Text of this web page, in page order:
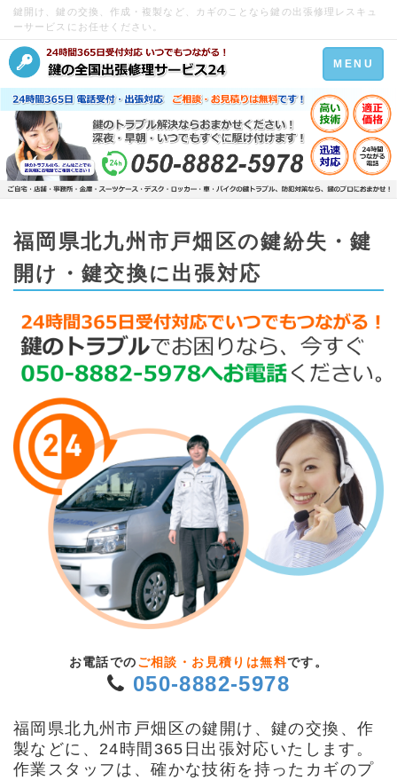
鍵開け、鍵の交換、作成・複製など、カギのことなら鍵の出張修理レスキュ
ーサービスにお任せください。
Toggle
navigation
MENU
福岡県北九州市戸畑区の鍵紛失・鍵
開け・鍵交換に出張対応
お電話での ご相談・お見積りは無料です。
050-8882-5978
福岡県北九州市戸畑区の鍵開け、鍵の交換、作
製などに、24時間365日出張対応いたします。
作業スタッフは、確かな技術を持ったカギのプ